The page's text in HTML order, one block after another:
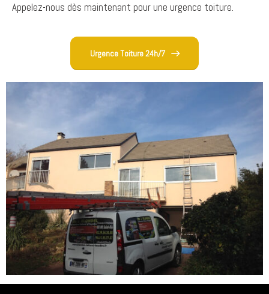
Appelez-nous dès maintenant pour une urgence toiture.
Urgence Toiture 24h/7